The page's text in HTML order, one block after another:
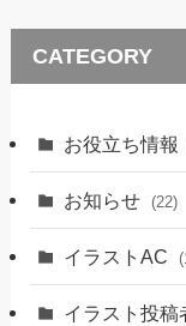
CATEGORY
お役立ち情報
お知らせ (22)
イラストAC
イラスト投稿